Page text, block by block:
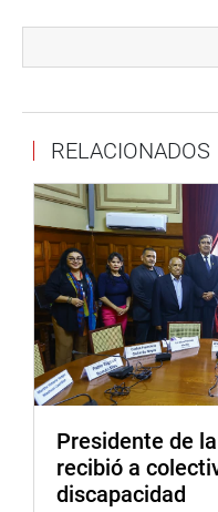
A su vez, la
sus colegas
demandas de la
educación, salud,
problemáticas.
RELACIONADOS
Presidente de
recibió a
discapacidad